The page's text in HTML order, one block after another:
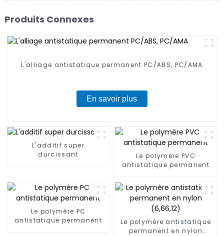
Produits Connexes
L'alliage antistatique permanent PC/ABS, PC/AMA
En savoir plus
L'additif super
durcissant
Le polymère PVC
antistatique permanent
Le polymère PC
antistatique permanent
Le polymère antistatique
permanent en nylon